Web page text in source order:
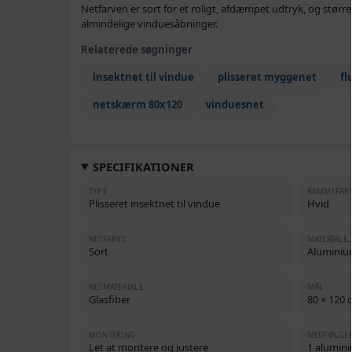
Netfarven er sort for et roligt, afdæmpet udtryk, og
almindelige vinduesåbninger.
Relaterede søgninger
insektnet til vindue
plisseret myggenet
netskærm 80x120
vinduesnet
SPECIFIKATIONER
TYPE
Plisseret insektnet til vindue Hvid
NETFARVE
Sort Aluminium
NETMATERIALE
Glasfiber
MÅL
80 × 120
MONTERING
Let at montere og justere
MEDFØLGER
1